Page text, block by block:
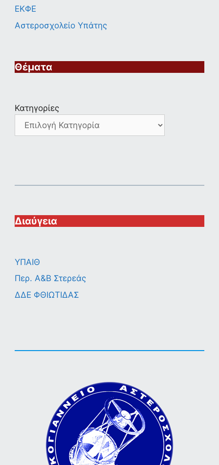
ΕΚΦΕ
Αστεροσχολείο Υπάτης
Θέματα
Κατηγορίες
Διαύγεια
ΥΠΑΙΘ
Περ. A&B Στερεάς
ΔΔΕ ΦΘΙΩΤΙΔΑΣ